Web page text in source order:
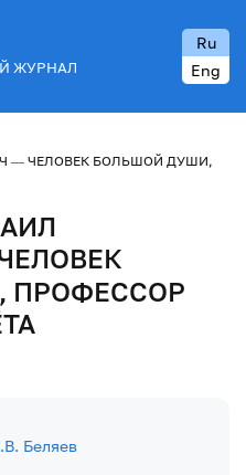
ЖУРНАЛ
Ru
Eng
— ЧЕЛОВЕК БОЛЬШОЙ ДУШИ,
ПРОФЕССОР
Беляев